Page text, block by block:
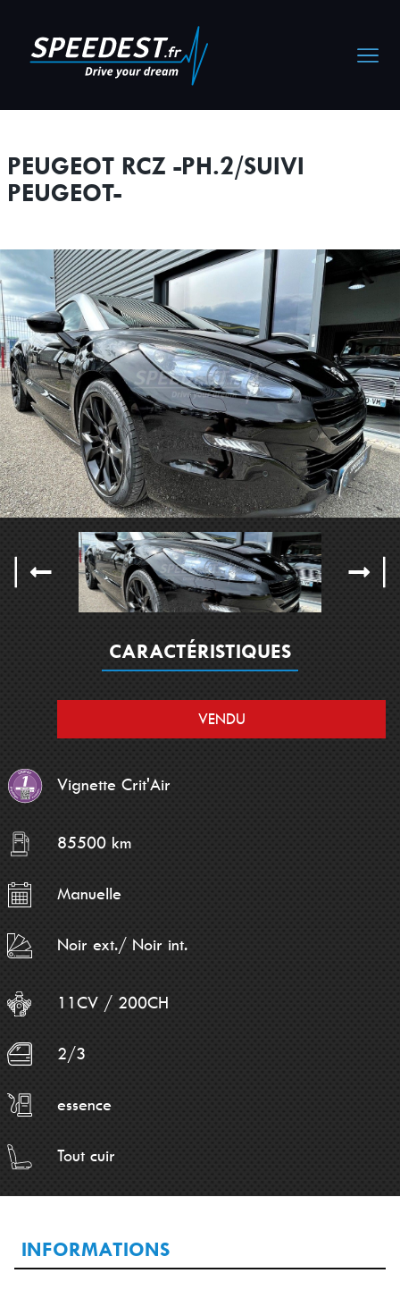
PEUGEOT RCZ -PH.2/SUIVI
PEUGEOT-
CARACTÉRISTIQUES
VENDU
Vignette Crit'Air
85500 km
Manuelle
Noir ext./ Noir int.
11CV / 200CH
2/3
essence
Tout cuir
INFORMATIONS